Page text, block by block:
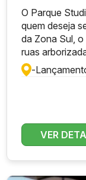
O Parque
quem deseja
da Zona Sul,
ruas
-
VER